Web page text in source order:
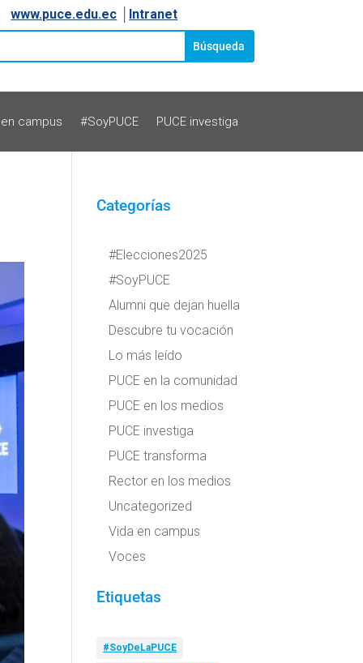
www.puce.edu.ec Intranet
campus #SoyPUCE PUCE investiga
Categorías
#Elecciones2025
#SoyPUCE
Alumni que dejan huella
Descubre tu vocación
Lo más leído
PUCE en la comunidad
PUCE en los medios
PUCE investiga
PUCE transforma
Rector en los medios
Uncategorized
Vida en campus
Voces
Etiquetas
#SoyDeLaPUCE